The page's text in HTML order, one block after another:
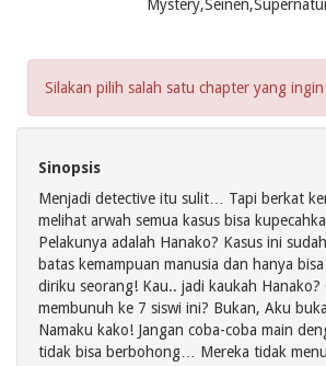
Silakan pilih salah satu chapter yang
Sinopsis
Menjadi detective itu sulit… Tapi berkat
melihat arwah semua kasus bisa
Pelakunya adalah Hanako? Kasus ini
batas kemampuan manusia dan hanya
diriku seorang! Kau.. jadi kaukah Hanako?
membunuh ke 7 siswi ini? Bukan, Aku
Namaku kako! Jangan coba-coba main
tidak bisa berbohong… Mereka tidak